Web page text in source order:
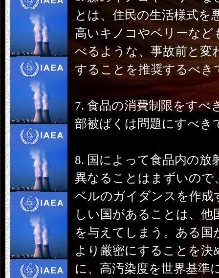
とは、住民の生活様式を
高いキノコやベリーなど
べるような、事故前と変
することを推奨するべき
7. 食品の消費制限をすべ
部被ばくは問題にすべき
8. 国によって食品内の放
異なることはまずいので
ベルのガイダンスを作成
しい国があることは、他
を与えてしまう。ある国
より厳密にすることを
に、高汚染度を世界基準